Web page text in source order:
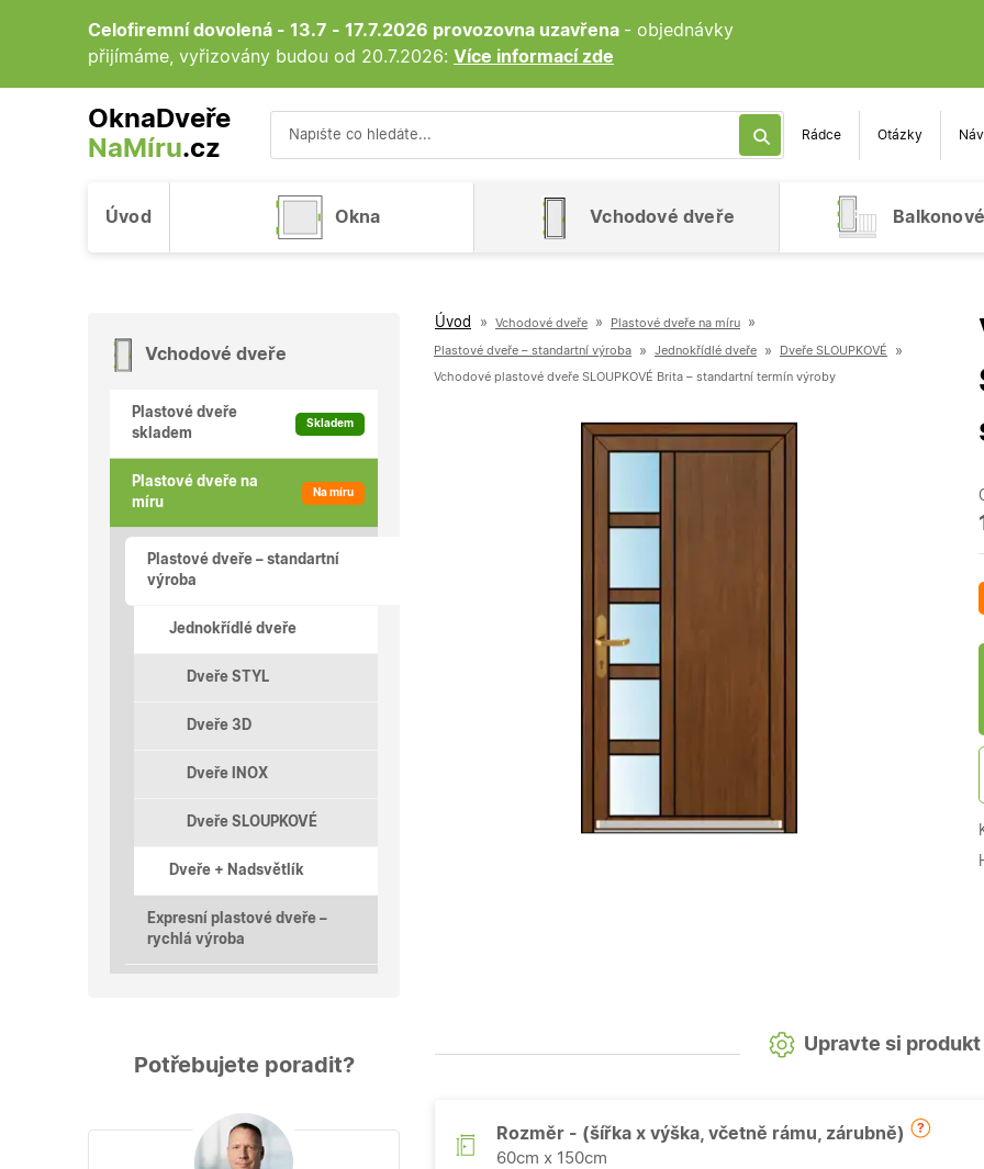
Celofiremní dovolená - 13.7 - 17.7.2026 provozovna uzavřena - objednávky
přijímáme, vyřizovány budou od 20.7.2026: Více informací zde
OknaDveře
NaMíru.cz
Rádce Otázky
Úvod Okna Vchodové dveře
Úvod » Vchodové dveře » Plastové dveře na míru »
Plastové dveře – standartní výroba » Jednokřídlé dveře » Dveře SLOUPKOVÉ »
Vchodové plastové dveře SLOUPKOVÉ Brita – standartní termín výroby
Upravte si produkt
Rozměr - (šířka x výška, včetně rámu, zárubně)
60cm x 150cm
Vchodové dveře
Plastové dveře
skladem
Skladem
Plastové dveře na
míru
Na míru
Plastové dveře – standartní
výroba
Jednokřídlé dveře
Dveře STYL
Dveře 3D
Dveře INOX
Dveře SLOUPKOVÉ
Dveře + Nadsvětlík
Expresní plastové dveře –
rychlá výroba
Potřebujete poradit?